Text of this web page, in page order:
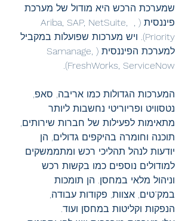
שמערכת הרכש היא מודול של מערכת
פיננסית ( , Ariba, SAP, NetSuite,
Priority). ויש מערכות שפועלות במקביל
למערכת הפיננסית (Samanage,
FreshWorks, ServiceNow).
המערכות הגדולות כמו אריבה, סאפ,
נטסוויט ופריוריטי נחשבות ליותר
מתאימות לפעילות של חברות שירותים,
תוכנה וחומרה בהיקפים גדולים, הן
יודעות לנהל תהליכי רכש ומתממשקים
למודולים נוספים כמו בקשות רכש
וניהול מלאי במחסן. הן תומכות
במק"טים, אצוות, פקודות עבודה,
הנפקות וקליטות במחסן ועוד.